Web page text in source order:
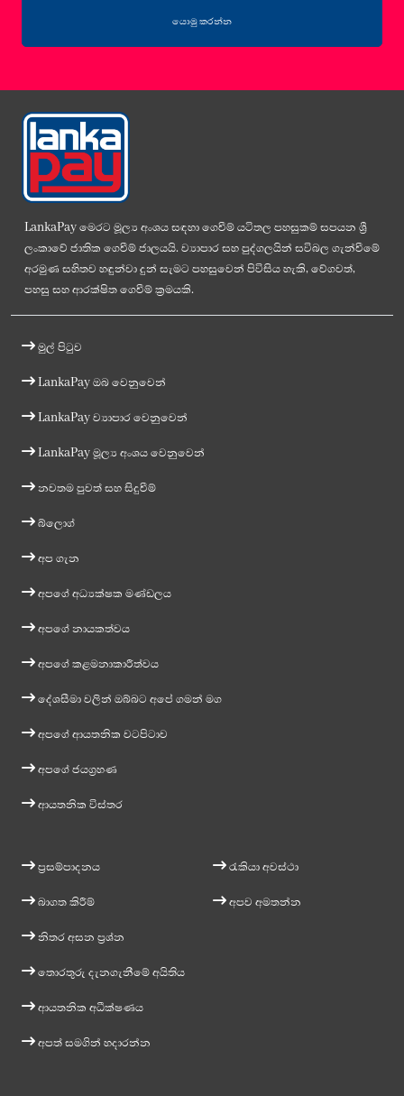
යොමු කරන්න
LankaPay මෙරට මූල්‍ය අංශය සඳහා ගෙවීම් යටිතල පහසුකම් සපයන ශ්‍රී
ලංකාවේ ජාතික ගෙවීම් ජාලයයි. ව්‍යාපාර සහ පුද්ගලයින් සවිබල ගැන්වීමේ
අරමුණ සහිතව හඳුන්වා දුන් සැමට පහසුවෙන් පිවිසිය හැකි, වේගවත්,
පහසු සහ ආරක්ෂිත ගෙවීම් ක්‍රමයකි.
මුල් පිටුව
LankaPay ඔබ වෙනුවෙන්
LankaPay ව්‍යාපාර වෙනුවෙන්
LankaPay මූල්‍ය අංශය වෙනුවෙන්
නවතම පුවත් සහ සිදුවීම්
බ්ලොග්
අප ගැන
අපගේ අධ්‍යක්ෂක මණ්ඩලය
අපගේ නායකත්වය
අපගේ කළමනාකාරීත්වය
දේශසීමා වලින් ඔබ්බට අපේ ගමන් මග
අපගේ ආයතනික වටපිටාව
අපගේ ජයග්‍රහණ
ආයතනික විස්තර
ප්‍රසම්පාදනය
බාගත කිරීම්
නිතර අසන ප්‍රශ්න
තොරතුරු දැනගැනීමේ අයිතිය
ආයතනික අධීක්ෂණය
අපත් සමගින් හදාරන්න
රැකියා අවස්ථා
අපව අමතන්න